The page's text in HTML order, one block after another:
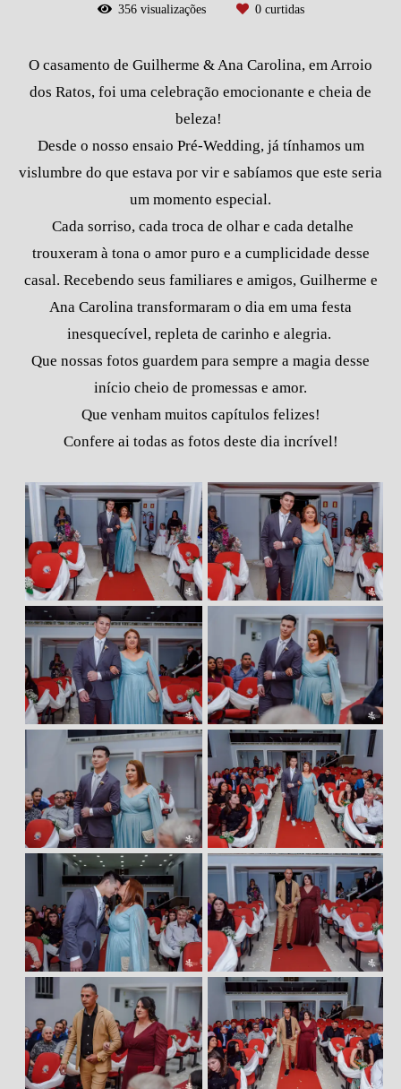
356visualizações 0curtidas
O casamento de Guilherme & Ana Carolina, em Arroio
dos Ratos, foi uma celebração emocionante e cheia de
beleza!
Desde o nosso ensaio Pré-Wedding, já tínhamos um
vislumbre do que estava por vir e sabíamos que este seria
um momento especial.
Cada sorriso, cada troca de olhar e cada detalhe
trouxeram à tona o amor puro e a cumplicidade desse
casal. Recebendo seus familiares e amigos, Guilherme e
Ana Carolina transformaram o dia em uma festa
inesquecível, repleta de carinho e alegria.
Que nossas fotos guardem para sempre a magia desse
início cheio de promessas e amor.
Que venham muitos capítulos felizes!
Confere ai todas as fotos deste dia incrível!